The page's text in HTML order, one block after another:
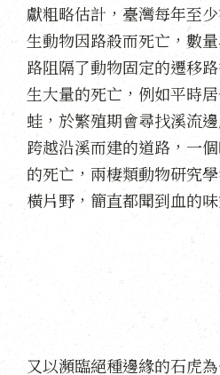
獻粗略估計，臺灣每年至
生動物因路殺而死亡，數
路阻隔了動物固定的遷移
生大量的死亡，例如平時
蛙，於繁殖期會尋找溪流
跨越沿溪而建的道路，一
的死亡，兩棲類動物研究
橫片野，簡直都聞到血的味
又以瀕臨絕種邊緣的石虎